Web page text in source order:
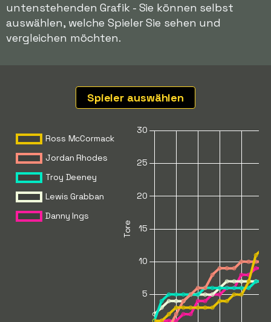
untenstehenden Grafik - Sie können selbst
auswählen, welche Spieler Sie sehen und
vergleichen möchten.
Spieler auswählen